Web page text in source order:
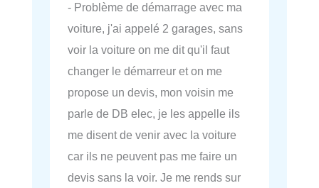
- Problème de démarrage avec ma
voiture, j'ai appelé 2 garages, sans
voir la voiture on me dit qu'il faut
changer le démarreur et on me
propose un devis, mon voisin me
parle de DB elec, je les appelle ils
me disent de venir avec la voiture
car ils ne peuvent pas me faire un
devis sans la voir. Je me rends sur